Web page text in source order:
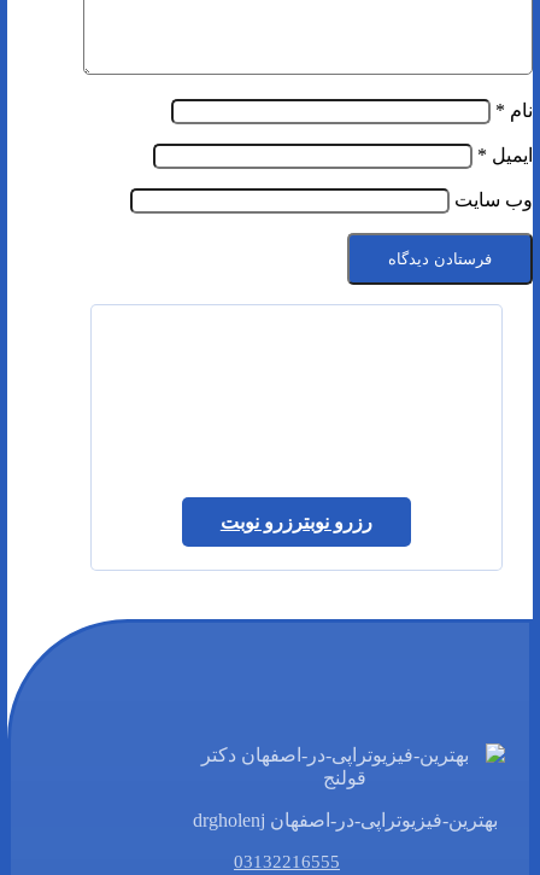
نام *
ایمیل *
وب‌ سایت
رزرو نوبترزرو نوبت
بهترین-فیزیوتراپی-در-اصفهان drgholenj
03132216555